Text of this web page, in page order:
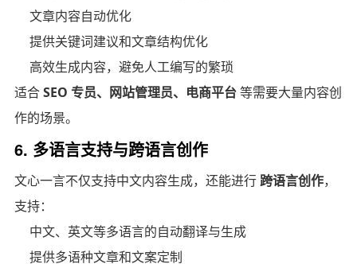
文章内容自动优化
提供关键词建议和文章结构优化
高效生成内容，避免人工编写的繁琐
适合SEO 专员、网站管理员、电商平台等需要大量内容创
作的场景。
6. 多语言支持与跨语言创作
文心一言不仅支持中文内容生成，还能进行跨语言创作，
支持：
中文、英文等多语言的自动翻译与生成
提供多语种文章和文案定制